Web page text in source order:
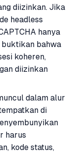
diizinkan. Jika
headless
hanya
buktikan bahwa
koheren,
diizinkan
dalam alur
di
harus
kode status,